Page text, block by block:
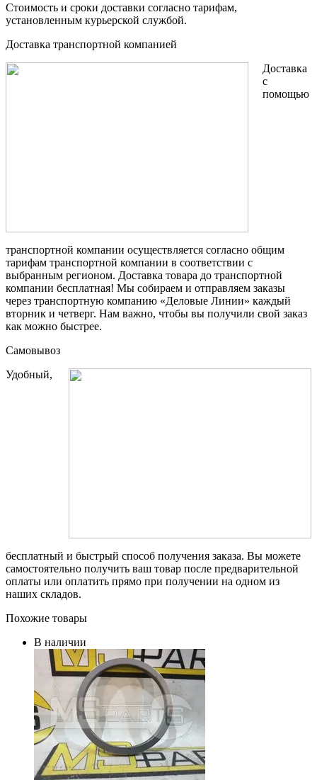
Стоимость и сроки доставки согласно тарифам,
установленным курьерской службой.
Доставка транспортной компанией
Доставка
с
помощью
транспортной компании осуществляется согласно общим
тарифам транспортной компании в соответствии с
выбранным регионом. Доставка товара до транспортной
компании бесплатная! Мы собираем и отправляем заказы
через транспортную компанию «Деловые Линии» каждый
вторник и четверг. Нам важно, чтобы вы получили свой заказ
как можно быстрее.
Самовывоз
Удобный,
бесплатный и быстрый способ получения заказа. Вы можете
самостоятельно получить ваш товар после предварительной
оплаты или оплатить прямо при получении на одном из
наших складов.
Похожие товары
В наличии